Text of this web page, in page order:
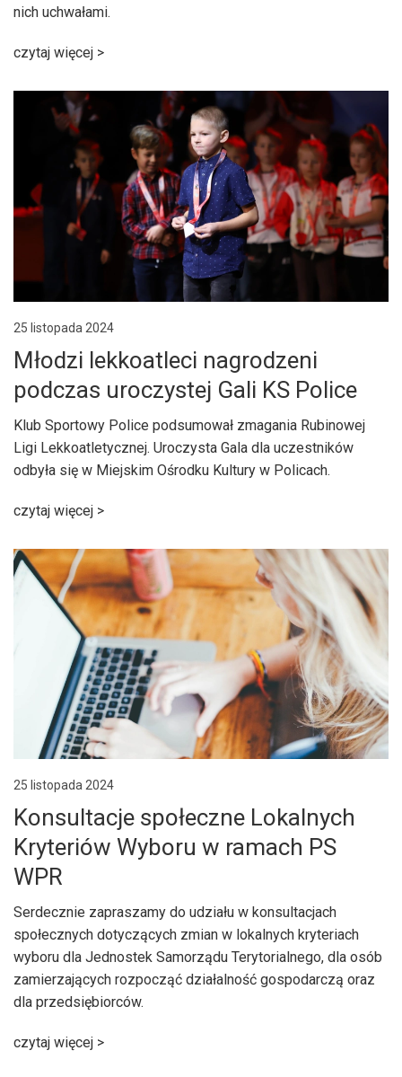
nich uchwałami.
czytaj więcej >
25 listopada 2024
Młodzi lekkoatleci nagrodzeni
podczas uroczystej Gali KS Police
Klub Sportowy Police podsumował zmagania Rubinowej
Ligi Lekkoatletycznej. Uroczysta Gala dla uczestników
odbyła się w Miejskim Ośrodku Kultury w Policach.
czytaj więcej >
25 listopada 2024
Konsultacje społeczne Lokalnych
Kryteriów Wyboru w ramach PS
WPR
Serdecznie zapraszamy do udziału w konsultacjach
społecznych dotyczących zmian w lokalnych kryteriach
wyboru dla Jednostek Samorządu Terytorialnego, dla osób
zamierzających rozpocząć działalność gospodarczą oraz
dla przedsiębiorców.
czytaj więcej >